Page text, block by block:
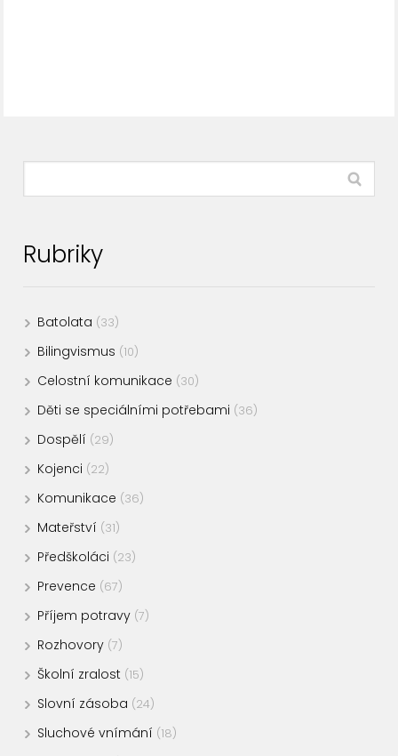
Rubriky
Batolata (33)
Bilingvismus (10)
Celostní komunikace (30)
Děti se speciálními potřebami (36)
Dospělí (29)
Kojenci (22)
Komunikace (36)
Mateřství (31)
Předškoláci (23)
Prevence (67)
Příjem potravy (7)
Rozhovory (7)
Školní zralost (15)
Slovní zásoba (24)
Sluchové vnímání (18)